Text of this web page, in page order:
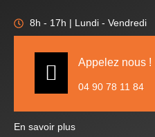
8h - 17h | Lundi - Vendredi
Appelez nous !
04 90 78 11 84
En savoir plus